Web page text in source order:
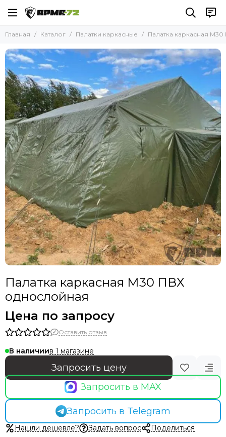
Главная Каталог Палатки каркасные Палатка каркасная
Палатка каркасная М30 ПВХ
однослойная
Цена по запросу
Оставить отзыв
В наличиив 1 магазине
Запросить цену
Запросить в MAX
Запросить в Telegram
Нашли дешевле? Задать вопрос Поделиться